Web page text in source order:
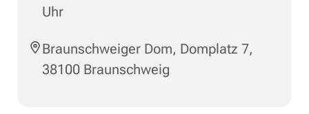
Uhr
Braunschweiger Dom, Domplatz 7,
38100 Braunschweig